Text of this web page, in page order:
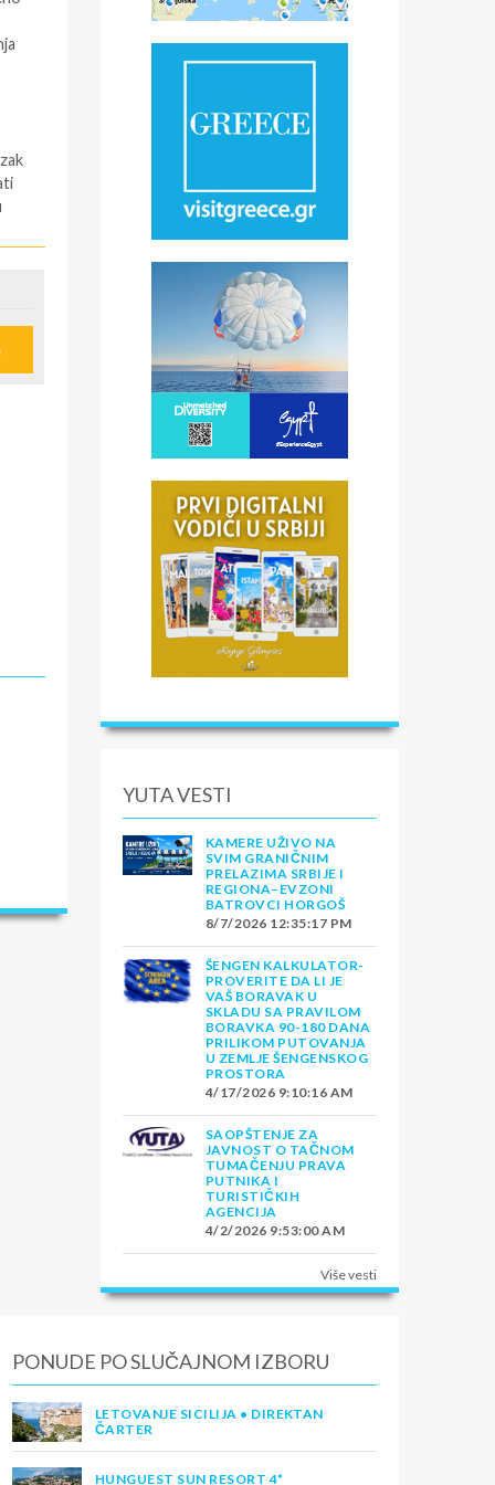
(
YUTA VESTI
KAMERE UŽIVO NA
SVIM GRANIČNIM
PRELAZIMA SRBIJE I
REGIONA–EVZONI
BATROVCI HORGOŠ
8/7/2026 12:35:17 PM
ŠENGEN KALKULATOR-
PROVERITE DA LI JE
VAŠ BORAVAK U
SKLADU SA PRAVILOM
BORAVKA 90-180 DANA
PRILIKOM PUTOVANJA
U ZEMLJE ŠENGENSKOG
PROSTORA
4/17/2026 9:10:16 AM
SAOPŠTENJE ZA
JAVNOST O TAČNOM
TUMAČENJU PRAVA
PUTNIKA I
TURISTIČKIH
AGENCIJA
4/2/2026 9:53:00 AM
Više vesti
PONUDE PO SLUČAJNOM IZBORU
LETOVANJE SICILIJA • DIREKTAN
ČARTER
HUNGUEST SUN RESORT 4*